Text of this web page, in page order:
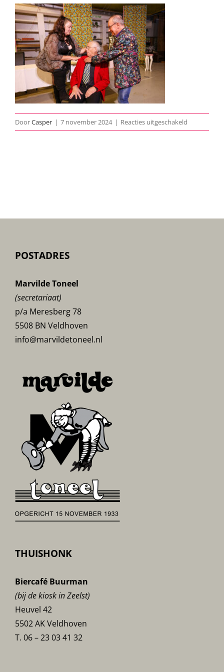
DoorCasper | 7 november 2024 | Reacties uitgeschakeld
Eindhovens-
POSTADRES
Marvilde Toneel
(secretariaat)
p/a Meresberg 78
5508 BN Veldhoven
info@marvildetoneel.nl
THUISHONK
Biercafé Buurman
(bij de kiosk in Zeelst)
Heuvel 42
5502 AK Veldhoven
T. 06 – 23 03 41 32